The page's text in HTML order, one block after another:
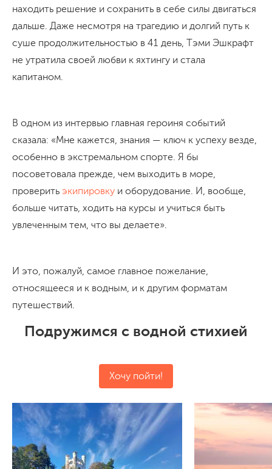
находить решение и сохранить в себе силы двигаться
дальше. Даже несмотря на трагедию и долгий путь к
суше продолжительностью в 41 день, Тэми Эшкрафт
не утратила своей любви к яхтингу и стала
капитаном.
В одном из интервью главная героиня событий
сказала: «Мне кажется, знания — ключ к успеху везде,
особенно в экстремальном спорте. Я бы
посоветовала прежде, чем выходить в море,
проверить экипировку и оборудование. И, вообще,
больше читать, ходить на курсы и учиться быть
увлеченным тем, что вы делаете».
И это, пожалуй, самое главное пожелание,
относящееся и к водным, и к другим форматам
путешествий.
Подружимся с водной стихией
Хочу пойти!